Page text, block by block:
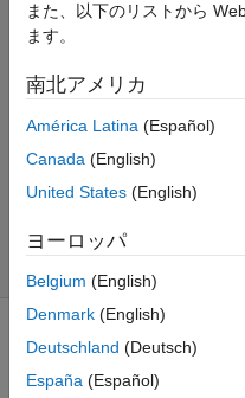
row with
value
Zaid Al-
Dailami
solvers
Remove
また、以下のリストから
ます。
南北アメリカ
América Latina (Español)
Canada (English)
United States (English)
ヨーロッパ
Belgium (English)
Denmark (English)
Deutschland (Deutsch)
España (Español)